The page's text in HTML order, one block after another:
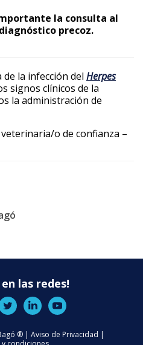
la consulta al
precoz.
la infección del Herpes
signos clínicos de la
la administración de
o de confianza –
en las redes!
® | Aviso de Privacidad |